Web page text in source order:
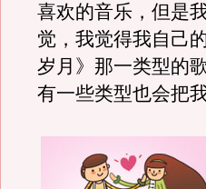
喜欢的音乐，但是
觉，我觉得我自己
岁月》那一类型的
有一些类型也会把